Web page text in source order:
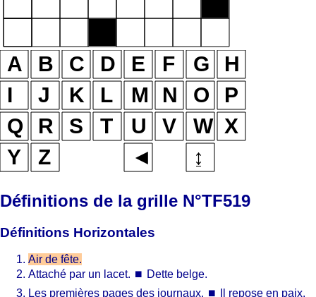
Définitions de la grille N°TF519
Définitions Horizontales
Air de fête.
Attaché par un lacet. ⏹ Dette belge.
Les premières pages des journaux. ⏹ Il repose en paix.